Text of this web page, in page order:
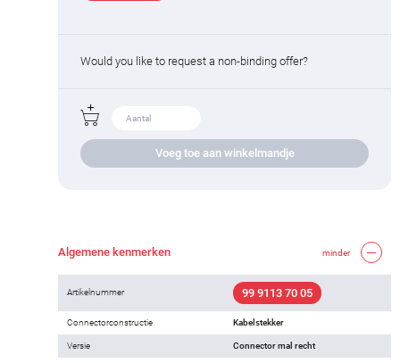
Would you like to request a non-binding offer?
Voeg toe aan winkelmandje
Algemene kenmerken minder
Artikelnummer 99 9113 70 05
Connectorconstructie Kabelstekker
Versie Connector mal recht